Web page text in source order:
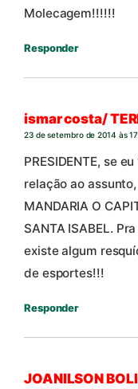
Molecagem!!!!!!
Responder
ismar costa/
23 de setembro de 2014 às
PRESIDENTE, se
relação ao
MANDARIA O
SANTA ISABEL.
existe algum
de esportes!!!
Responder
JOANILSON